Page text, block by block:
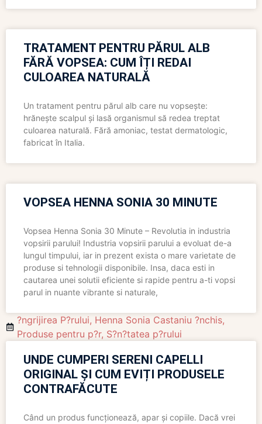
TRATAMENT PENTRU PĂRUL ALB
FĂRĂ VOPSEA: CUM ÎȚI REDAI
CULOAREA NATURALĂ
Un tratament pentru părul alb care nu vopsește:
hrănește scalpul și lasă organismul să redea treptat
culoarea naturală. Fără amoniac, testat dermatologic,
fabricat în Italia.
VOPSEA HENNA SONIA 30 MINUTE
Vopsea Henna Sonia 30 Minute – Revolutia in industria
vopsirii parului! Industria vopsirii parului a evoluat de-a
lungul timpului, iar in prezent exista o mare varietate de
produse si tehnologii disponibile. Insa, daca esti in
cautarea unei solutii eficiente si rapide pentru a-ti vopsi
parul in nuante vibrante si naturale,
?ngrijirea P?rului, Henna Sonia Castaniu ?nchis,
Produse pentru p?r, S?n?tatea p?rului
UNDE CUMPERI SERENI CAPELLI
ORIGINAL ȘI CUM EVIȚI PRODUSELE
CONTRAFĂCUTE
Când un produs funcționează, apar și copiile. Dacă vrei